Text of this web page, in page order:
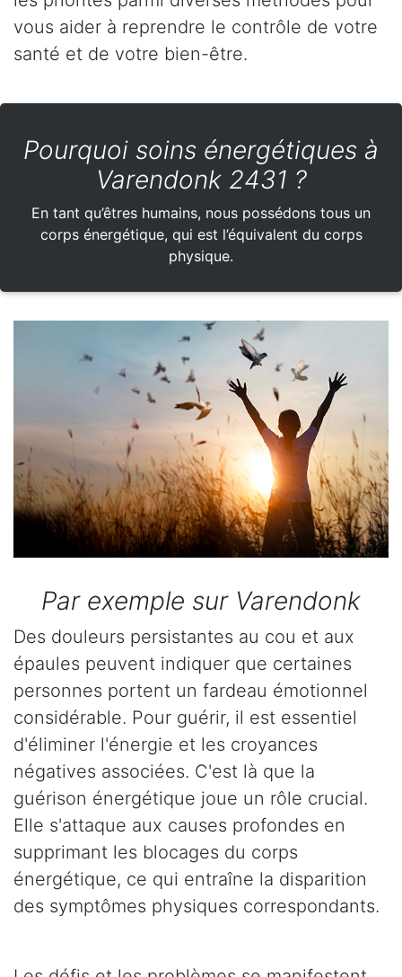
vous aider à reprendre le contrôle de votre
santé et de votre bien-être.
Pourquoi soins énergétiques à
Varendonk 2431 ?
En tant qu’êtres humains, nous possédons tous un
corps énergétique, qui est l’équivalent du corps
physique.
Par exemple sur Varendonk
Des douleurs persistantes au cou et aux
épaules peuvent indiquer que certaines
personnes portent un fardeau émotionnel
considérable. Pour guérir, il est essentiel
d'éliminer l'énergie et les croyances
négatives associées. C'est là que la
guérison énergétique joue un rôle crucial.
Elle s'attaque aux causes profondes en
supprimant les blocages du corps
énergétique, ce qui entraîne la disparition
des symptômes physiques correspondants.